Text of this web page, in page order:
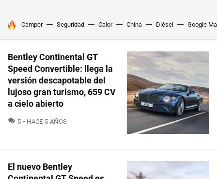
HOY SE HABLA DE
Camper Seguridad Calor China Diésel Google
Bentley Continental GT
Speed Convertible: llega la
versión descapotable del
lujoso gran turismo, 659 CV
a cielo abierto
5 COMENTARIOS
HACE 5 AÑOS
El nuevo Bentley